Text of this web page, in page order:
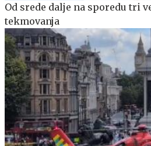
Od srede dalje na sporedu tri
tekmovanja